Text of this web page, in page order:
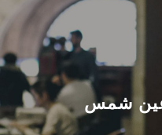
الرئيسيـة
عن الجامعة
القطاعـات عين شمس